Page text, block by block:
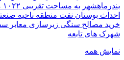
بندرماهشهر به مساحت تقریبی ۱۰۲۲ مترمربع
احداث بوستان نفت منطقه ناحیه
خرید مصالح سنگی زیرسازی معابر
شهرک های تابعه
نمایش همه